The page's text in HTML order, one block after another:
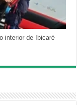
interior de Ibicaré